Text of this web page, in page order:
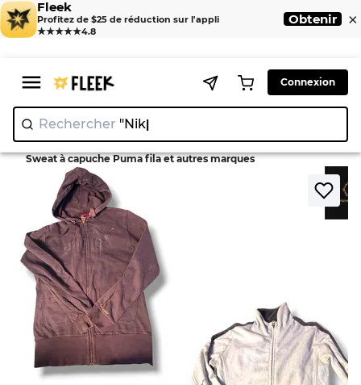
Fleek
Profitez de $25 de réduction sur l'appli
★★★★★4.8
Obtenir ×
Connexion
Rechercher "Nike"
Home > Sweatshirt >
Sweat à capuche Puma fila et autres marques